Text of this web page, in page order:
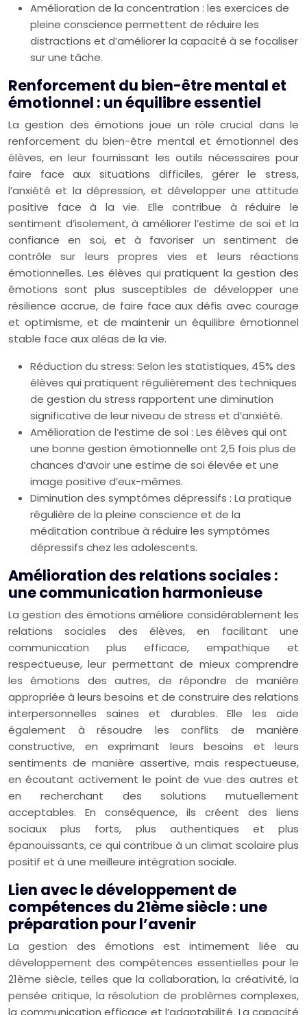
Amélioration de la concentration : les exercices de
pleine conscience permettent de réduire les
distractions et d’améliorer la capacité à se focaliser
sur une tâche.
Renforcement du bien-être mental et
émotionnel : un équilibre essentiel
La gestion des émotions joue un rôle crucial dans le
renforcement du bien-être mental et émotionnel des
élèves, en leur fournissant les outils nécessaires pour
faire face aux situations difficiles, gérer le stress,
l’anxiété et la dépression, et développer une attitude
positive face à la vie. Elle contribue à réduire le
sentiment d’isolement, à améliorer l’estime de soi et la
confiance en soi, et à favoriser un sentiment de
contrôle sur leurs propres vies et leurs réactions
émotionnelles. Les élèves qui pratiquent la gestion des
émotions sont plus susceptibles de développer une
résilience accrue, de faire face aux défis avec courage
et optimisme, et de maintenir un équilibre émotionnel
stable face aux aléas de la vie.
Réduction du stress: Selon les statistiques, 45% des
élèves qui pratiquent régulièrement des techniques
de gestion du stress rapportent une diminution
significative de leur niveau de stress et d’anxiété.
Amélioration de l’estime de soi : Les élèves qui ont
une bonne gestion émotionnelle ont 2,5 fois plus de
chances d’avoir une estime de soi élevée et une
image positive d’eux-mêmes.
Diminution des symptômes dépressifs : La pratique
régulière de la pleine conscience et de la
méditation contribue à réduire les symptômes
dépressifs chez les adolescents.
Amélioration des relations sociales :
une communication harmonieuse
La gestion des émotions améliore considérablement les
relations sociales des élèves, en facilitant une
communication plus efficace, empathique et
respectueuse, leur permettant de mieux comprendre
les émotions des autres, de répondre de manière
appropriée à leurs besoins et de construire des relations
interpersonnelles saines et durables. Elle les aide
également à résoudre les conflits de manière
constructive, en exprimant leurs besoins et leurs
sentiments de manière assertive, mais respectueuse,
en écoutant activement le point de vue des autres et
en recherchant des solutions mutuellement
acceptables. En conséquence, ils créent des liens
sociaux plus forts, plus authentiques et plus
épanouissants, ce qui contribue à un climat scolaire plus
positif et à une meilleure intégration sociale.
Lien avec le développement de
compétences du 21ème siècle : une
préparation pour l’avenir
La gestion des émotions est intimement liée au
développement des compétences essentielles pour le
21ème siècle, telles que la collaboration, la créativité, la
pensée critique, la résolution de problèmes complexes,